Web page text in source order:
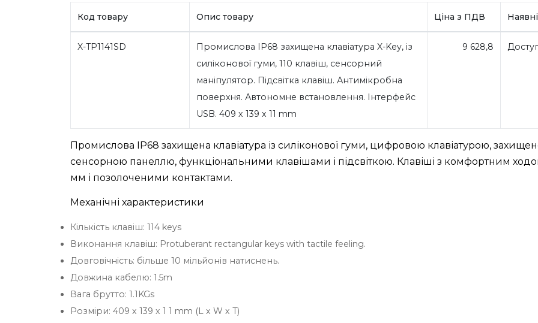
Код товару Опис товару Ціна з ПДВ
X-TP1141SD
Промислова IP68 захищена клавіатура X-Key, із
силіконової гуми, 110 клавіш, сенсорний
маніпулятор. Підсвітка клавіш. Антимікробна
поверхня. Автономне встановлення. Інтерфейс
USB. 409 x 139 x 11 mm
9 628,8
Промислова IP68 захищена клавіатура із силіконової гуми, цифровою клавіатурою,
сенсорною панеллю, функціональними клавішами і підсвіткою. Клавіші з комфортним
мм і позолоченими контактами.
Механічні характеристики
Кількість клавіш: 114 keys
Виконання клавіш: Protuberant rectangular keys with tactile feeling.
Довговічність: більше 10 мільйонів натиснень.
Довжина кабелю: 1.5m
Вага брутто: 1.1KGs
Розміри: 409 x 139 x 1 1 mm (L x W x T)